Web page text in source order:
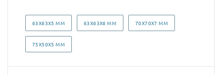
63Х63Х5 ММ 63Х63Х6 ММ 70Х70Х7 ММ
75Х50Х5 ММ